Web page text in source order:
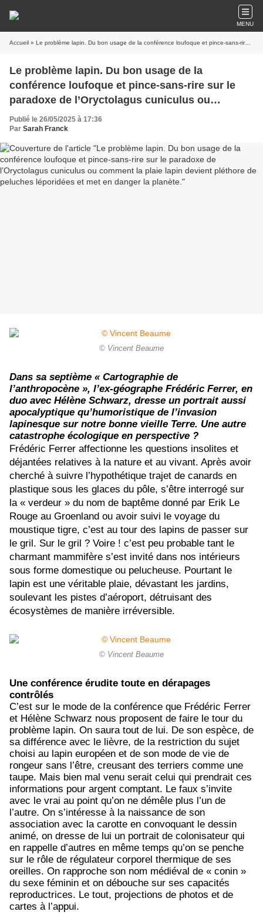
MENU
Accueil » Le problème lapin. Du bon usage de la conférence loufoque et pince-sans-rire sur le paradoxe de l’Oryctolagus cuniculus ou comment la plaie lapin devient pléthore de peluches léporidées et met en danger la planète.
Le problème lapin. Du bon usage de la
conférence loufoque et pince-sans-rire sur le
paradoxe de l’Oryctolagus cuniculus ou
comment la plaie lapin devient pléthore de
peluches léporidées et met en danger la planète.
Publié le 26/05/2025 à 17:36
Par Sarah Franck
© Vincent Beaume
Dans sa septième « Cartographie de
l’anthropocène », l’ex-géographe Frédéric Ferrer, en
duo avec Hélène Schwarz, dresse un portrait aussi
apocalyptique qu’humoristique de l’invasion
lapinesque sur notre bonne vieille Terre. Une autre
catastrophe écologique en perspective ?
Frédéric Ferrer affectionne les questions insolites et
déjantées relatives à la nature et au vivant. Après avoir
cherché à suivre l’hypothétique trajet de canards en
plastique sous les glaces du pôle, s’être interrogé sur
la « verdeur » du nom de baptême donné par Erik Le
Rouge au Groenland ou avoir suivi le voyage du
moustique tigre, c’est au tour des lapins de passer sur
le gril. Sur le gril ? Voire ! c’est peu probable tant le
charmant mammifère s’est invité dans nos intérieurs
sous forme domestique ou pelucheuse. Pourtant le
lapin est une véritable plaie, dévastant les jardins,
soulevant les pistes d’aéroport, détruisant des
écosystèmes de manière irréversible.
© Vincent Beaume
Une conférence érudite toute en dérapages
contrôlés
C’est sur le mode de la conférence que Frédéric Ferrer
et Hélène Schwarz nous proposent de faire le tour du
problème lapin. On saura tout de lui. De son espèce, de
sa différence avec le lièvre, de la restriction du sujet
choisi au lapin européen et de son mode de vie de
rongeur sans l’être, creusant des terriers comme une
taupe. Mais bien mal venu serait celui qui prendrait ces
informations pour argent comptant. Le faux s’invite
avec le vrai au point qu’on ne démêle plus l’un de
l’autre. On s’intéresse à la naissance de son
association avec la carotte en convoquant le dessin
animé, on dresse de lui un portrait de colonisateur qui
en rappelle d’autres en même temps qu’on se penche
sur le rôle de régulateur corporel thermique de ses
oreilles. On rapproche son nom médiéval de « conin »
du sexe féminin et on débouche sur ses capacités
reproductrices. Le tout, projections de photos et de
cartes à l’appui.